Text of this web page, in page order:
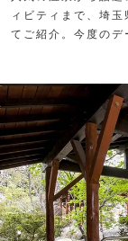
ィビティまで、埼
てご紹介。今度のデ